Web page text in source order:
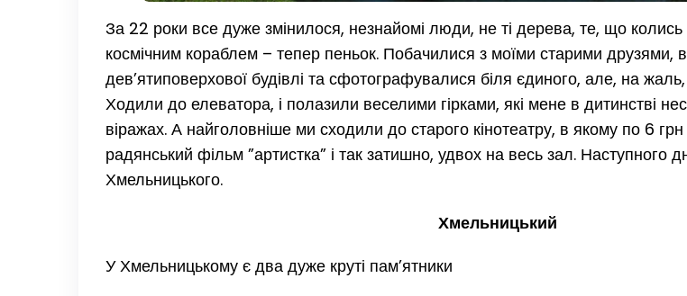
За 22 роки все дуже змінилося, незнайомі люди, не ті дерева, те, що
космічним кораблем – тепер пеньок. Побачилися з моїми старими друзями,
дев’ятиповерхової будівлі та сфотографувалися біля єдиного, але, на жаль,
Ходили до елеватора, і полазили веселими гірками, які мене в дитинстві
віражах. А найголовніше ми сходили до старого кінотеатру, в якому по 6
радянський фільм ”артистка” і так затишно, удвох на весь зал.
Хмельницького.
Хмельницький
У Хмельницькому є два дуже круті пам’ятники